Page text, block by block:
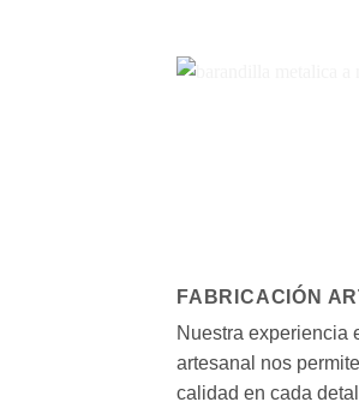
FABRICACIÓN
Nuestra experiencia
artesanal nos
calidad en cada